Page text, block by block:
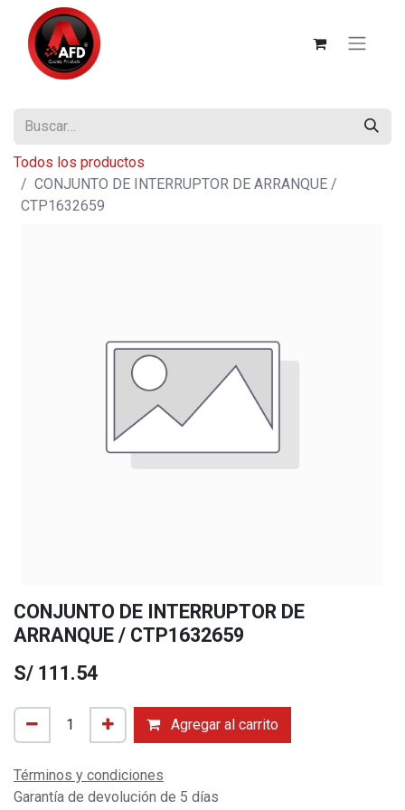
Todos los productos
CONJUNTO DE INTERRUPTOR DE ARRANQUE /
CTP1632659
CONJUNTO DE INTERRUPTOR DE
ARRANQUE / CTP1632659
S/ 111.54
Agregar al carrito
Términos y condiciones
Garantía de devolución de 5 días